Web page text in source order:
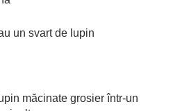
un svart de lupin
măcinate grosier într-un